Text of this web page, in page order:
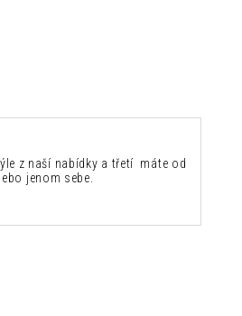
z naší nabídky a třetí máte od
jenom sebe.